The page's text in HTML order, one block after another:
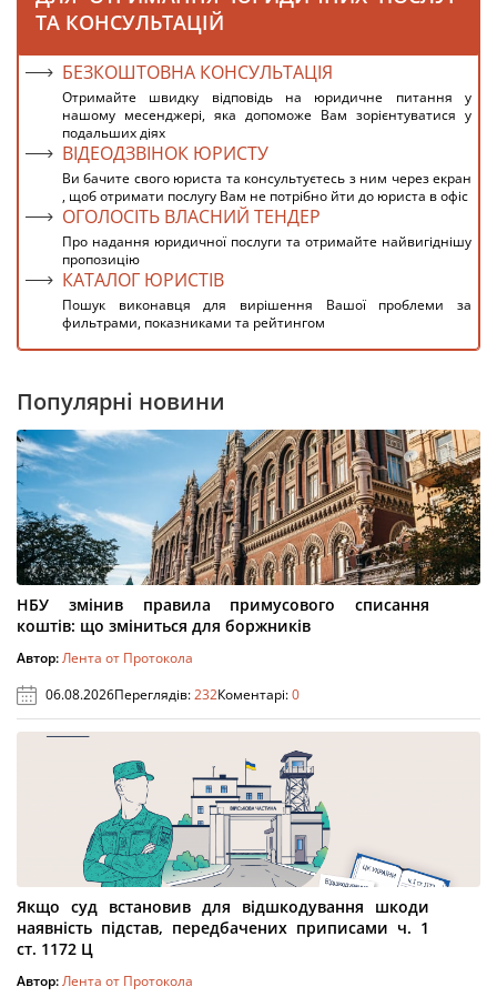
ТА КОНСУЛЬТАЦІЙ
БЕЗКОШТОВНА КОНСУЛЬТАЦІЯ
Отримайте швидку відповідь на юридичне питання у
нашому месенджері, яка допоможе Вам зорієнтуватися у
подальших діях
ВІДЕОДЗВІНОК ЮРИСТУ
Ви бачите свого юриста та консультуєтесь з ним через екран
, щоб отримати послугу Вам не потрібно йти до юриста в офіс
ОГОЛОСІТЬ ВЛАСНИЙ ТЕНДЕР
Про надання юридичної послуги та отримайте найвигіднішу
пропозицію
КАТАЛОГ ЮРИСТІВ
Пошук виконавця для вирішення Вашої проблеми за
фильтрами, показниками та рейтингом
Популярні новини
НБУ змінив правила примусового списання
коштів: що зміниться для боржників
Автор:Лента от Протокола
06.08.2026Переглядів:232Коментарі:0
Якщо суд встановив для відшкодування шкоди
наявність підстав, передбачених приписами ч. 1
ст. 1172 Ц
Автор:Лента от Протокола